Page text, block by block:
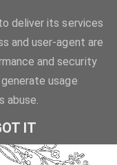
deliver its services
and user-agent are
and security
usage
abuse.
IT